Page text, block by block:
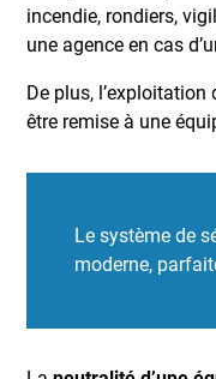
incendie, rondiers,
une agence en cas
De plus,
être remise à une
Le système de
moderne,